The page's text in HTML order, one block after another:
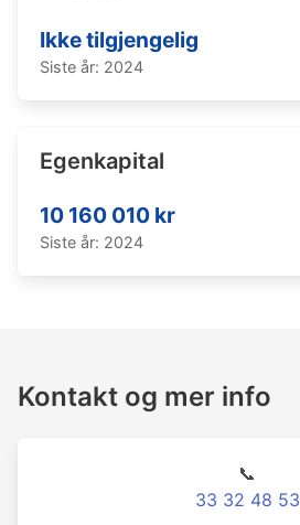
Ikke tilgjengelig
Siste år: 2024
Egenkapital
10 160 010 kr
Siste år: 2024
Kontakt og mer info
📞
33 32 48 53